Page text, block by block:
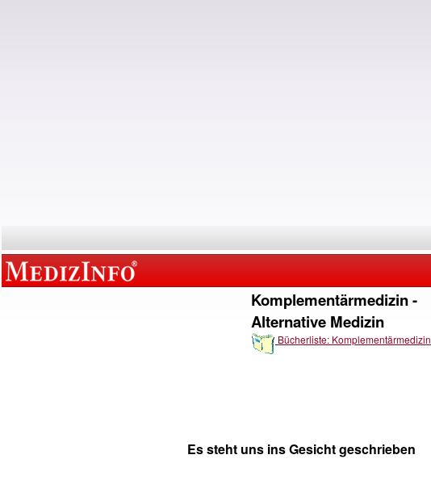
Komplementärmedizin -
Alternative Medizin
Bücherliste: Komplementärmedizin
Es steht uns ins Gesicht geschrieben